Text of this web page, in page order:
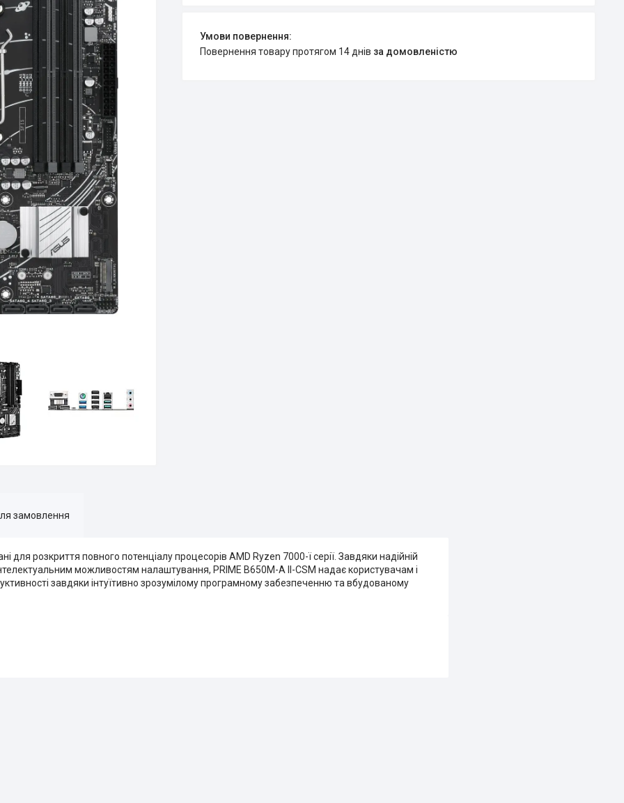
повернення товару протягом 14 днів за домовленістю
замовлення
для розкриття повного потенціалу процесорів AMD Ryzen 7000-ї серії. Завдяки надійній
можливостям налаштування, PRIME B650M-A II-CSM надає користувачам і
завдяки інтуїтивно зрозумілому програмному забезпеченню та вбудованому